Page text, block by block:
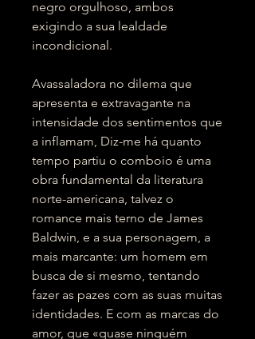
negro orgulhoso, ambos
exigindo a sua lealdade
incondicional.
Avassaladora no dilema que
apresenta e extravagante na
intensidade dos sentimentos que
a inflamam, Diz-me há quanto
tempo partiu o comboio é uma
obra fundamental da literatura
norte-americana, talvez o
romance mais terno de James
Baldwin, e a sua personagem, a
mais marcante: um homem em
busca de si mesmo, tentando
fazer as pazes com as suas muitas
identidades. E com as marcas do
amor, que «quase ninguém